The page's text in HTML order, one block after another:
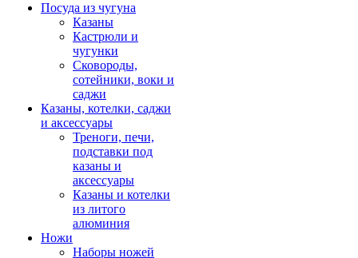
Посуда из чугуна
Казаны
Кастрюли и
чугунки
Сковороды,
сотейники, воки и
саджи
Казаны, котелки, саджи
и аксессуары
Треноги, печи,
подставки под
казаны и
аксессуары
Казаны и котелки
из литого
алюминия
Ножи
Наборы ножей